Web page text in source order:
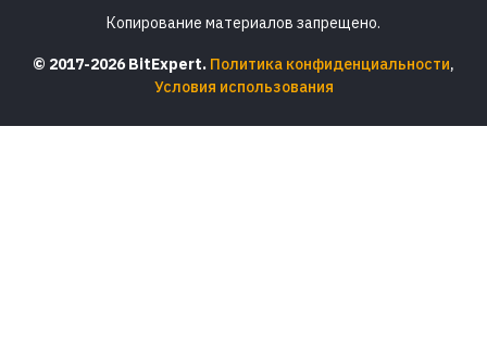
Копирование материалов запрещено.
© 2017-2026 BitExpert. Политика конфиденциальности,
Условия использования